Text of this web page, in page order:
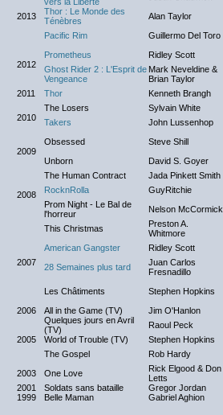
2013
Thor : Le Monde des
Ténèbres
Alan Taylor
Pacific Rim
Guillermo Del Toro
2012
Prometheus Ridley Scott
Ghost Rider 2 : L'Esprit de
Vengeance
Mark Neveldine &
Brian Taylor
2011
Thor Kenneth Brangh
2010
The Losers Sylvain White
Takers
John Lussenhop
2009
Obsessed Steve Shill
Unborn
David S. Goyer
2008
The Human Contract Jada Pinkett Smith
RocknRolla
GuyRitchie
Prom Night - Le Bal de
l'horreur
Nelson McCormick
2007
This Christmas
Preston A.
Whitmore
American Gangster
Ridley Scott
28 Semaines plus tard
Juan Carlos
Fresnadillo
Les Châtiments Stephen Hopkins
2006
All in the Game (TV) Jim O'Hanlon
2005
Quelques jours en Avril
(TV)
Raoul Peck
World of Trouble (TV)
Stephen Hopkins
The Gospel
Rob Hardy
2003
One Love
Rick Elgood & Don
Letts
2001
Soldats sans bataille Gregor Jordan
1999
Belle Maman Gabriel Aghion